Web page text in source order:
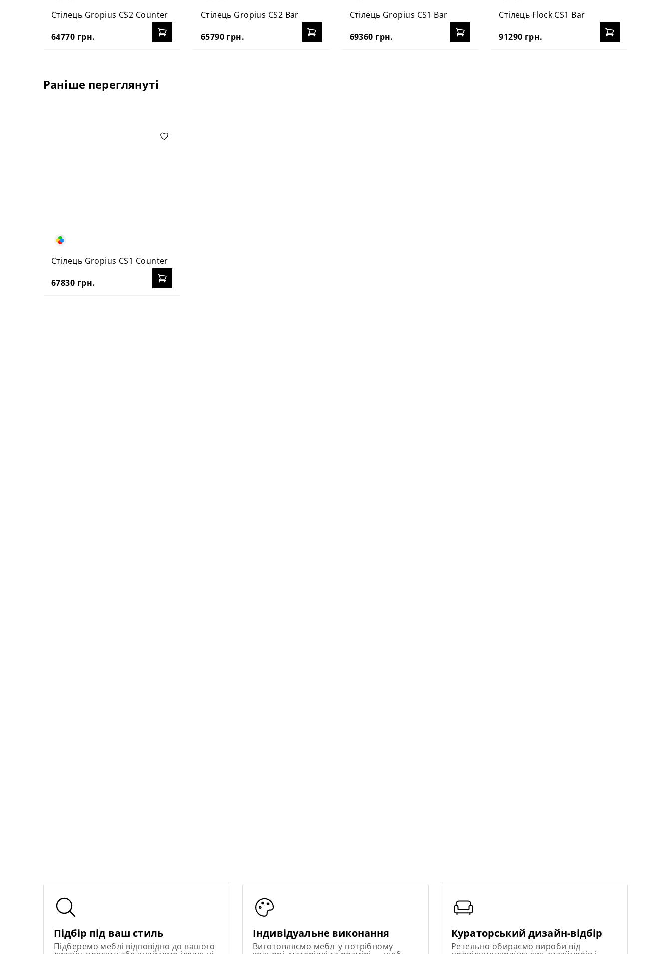
Стілець Gropius CS2 Counter
64770 грн.
Стілець Gropius CS2 Bar
65790 грн.
Стілець Gropius CS1 Bar
69360 грн.
Стілець Flock CS1 Bar
91290 грн.
Раніше переглянуті
Стілець Gropius CS1 Counter
67830 грн.
Підбір під ваш стиль
Підберемо меблі відповідно до вашого
Індивідуальне виконання
Виготовляємо меблі у потрібному
Кураторський дизайн-відбір
Ретельно обираємо вироби від